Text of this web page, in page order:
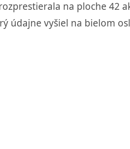
na ploche 42
údajne vyšiel na bielom